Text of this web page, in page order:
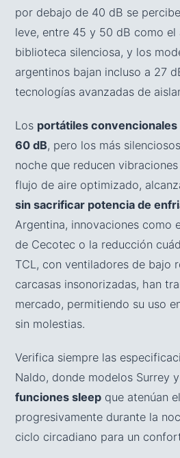
por debajo de 40 dB se
leve, entre 45 y 50 dB como el
biblioteca silenciosa, y los
argentinos bajan incluso a 27
tecnologías avanzadas de
Los portátiles convencionales
60 dB, pero los más
noche que reducen
flujo de aire optimizado,
sin sacrificar potencia de
Argentina, innovaciones como
de Cecotec o la reducción
TCL, con ventiladores de bajo
carcasas insonorizadas, han
mercado, permitiendo su uso
sin molestias.
Verifica siempre las
Naldo, donde modelos Surrey
funciones sleep que atenúan
progresivamente durante la
ciclo circadiano para un